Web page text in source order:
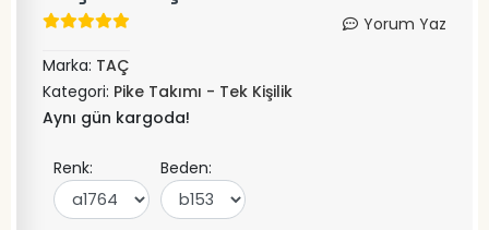
Yorum Yaz
Marka: TAÇ
Kategori: Pike Takımı - Tek Kişilik
Aynı gün kargoda!
Renk: Beden: